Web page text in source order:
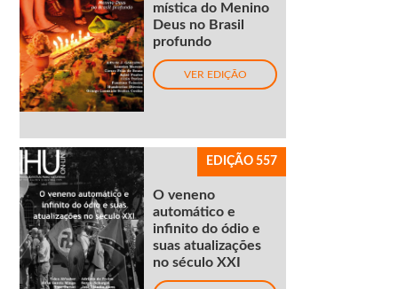
mística do Menino
Deus no Brasil
profundo
VER EDIÇÃO
EDIÇÃO 557
O veneno
automático e
infinito do ódio e
suas atualizações
no século XXI